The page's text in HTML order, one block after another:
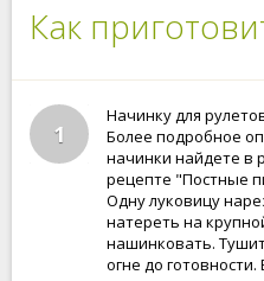
Как
1
Начинку для
Более подробное
начинки найдете в
рецепте "Постные
Одну луковицу
натереть на
нашинковать.
огне до